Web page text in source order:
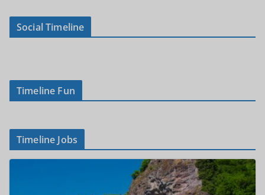
Social Timeline
Timeline Fun
Timeline Jobs